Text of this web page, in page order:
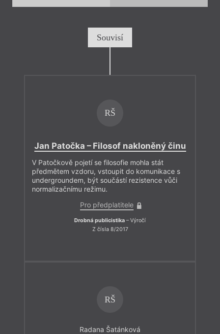
Souvisí
RŠ
Jan Patočka – Filosof nakloněný činu
V Patočkově pojetí se filosofie mohla stát
předmětem vzdoru, vstoupit do komunikace s
undergroundem, být součástí rezistence vůči
normalizačnímu režimu.
Pro předplatitele
Drobná publicistika – Výročí
Z čísla 8/2017
RŠ
Radana Šatánková